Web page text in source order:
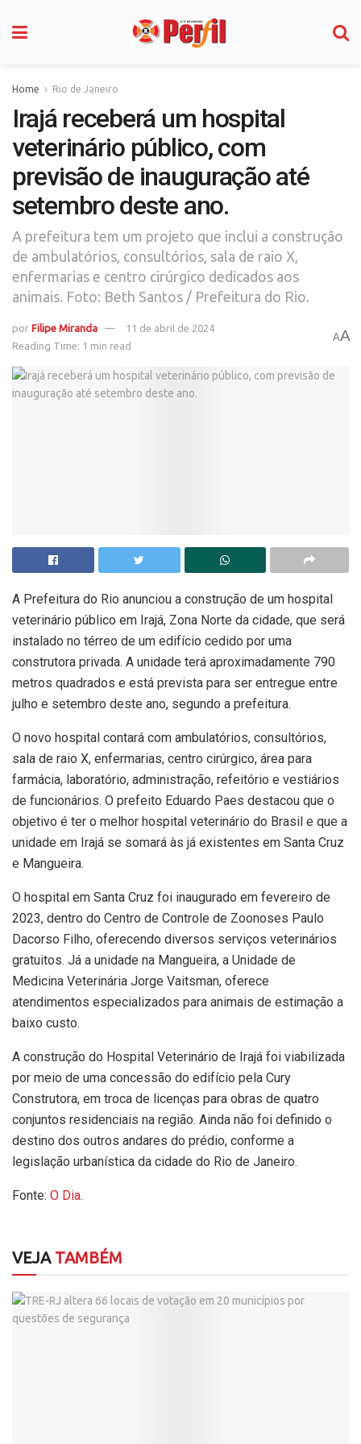
Home Rio de Janeiro
Irajá receberá um hospital
veterinário público, com
previsão de inauguração até
setembro deste ano.
A prefeitura tem um projeto que inclui a construção
de ambulatórios, consultórios, sala de raio X,
enfermarias e centro cirúrgico dedicados aos
animais. Foto: Beth Santos / Prefeitura do Rio.
por Filipe Miranda
11 de abril de 2024
Reading Time: 1 min read
AA
A Prefeitura do Rio anunciou a construção de um hospital
veterinário público em Irajá, Zona Norte da cidade, que será
instalado no térreo de um edifício cedido por uma
construtora privada. A unidade terá aproximadamente 790
metros quadrados e está prevista para ser entregue entre
julho e setembro deste ano, segundo a prefeitura.
O novo hospital contará com ambulatórios, consultórios,
sala de raio X, enfermarias, centro cirúrgico, área para
farmácia, laboratório, administração, refeitório e vestiários
de funcionários. O prefeito Eduardo Paes destacou que o
objetivo é ter o melhor hospital veterinário do Brasil e que a
unidade em Irajá se somará às já existentes em Santa Cruz
e Mangueira.
O hospital em Santa Cruz foi inaugurado em fevereiro de
2023, dentro do Centro de Controle de Zoonoses Paulo
Dacorso Filho, oferecendo diversos serviços veterinários
gratuitos. Já a unidade na Mangueira, a Unidade de
Medicina Veterinária Jorge Vaitsman, oferece
atendimentos especializados para animais de estimação a
baixo custo.
A construção do Hospital Veterinário de Irajá foi viabilizada
por meio de uma concessão do edifício pela Cury
Construtora, em troca de licenças para obras de quatro
conjuntos residenciais na região. Ainda não foi definido o
destino dos outros andares do prédio, conforme a
legislação urbanística da cidade do Rio de Janeiro.
Fonte: O Dia.
VEJATAMBÉM